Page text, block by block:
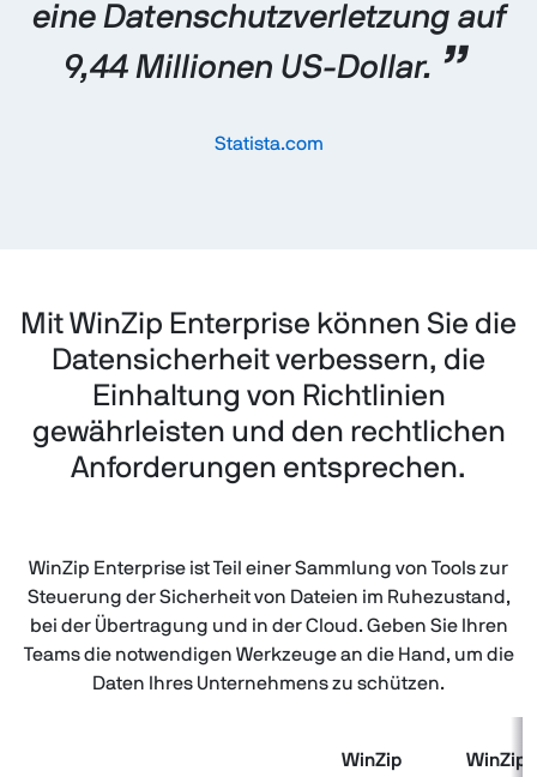
eine Datenschutzverletzung auf
9,44 Millionen US-Dollar. ”
Statista.com
Mit WinZip Enterprise können Sie die
Datensicherheit verbessern, die
Einhaltung von Richtlinien
gewährleisten und den rechtlichen
Anforderungen entsprechen.
WinZip Enterprise ist Teil einer Sammlung von Tools zur
Steuerung der Sicherheit von Dateien im Ruhezustand,
bei der Übertragung und in der Cloud. Geben Sie Ihren
Teams die notwendigen Werkzeuge an die Hand, um die
Daten Ihres Unternehmens zu schützen.
WinZip
WinZip